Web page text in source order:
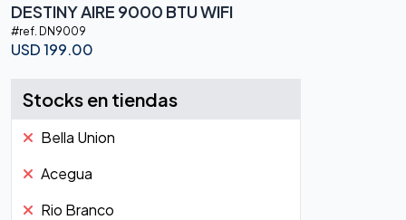
DESTINY AIRE 9000 BTU WIFI
#ref. DN9009
USD199.00
Stocks en tiendas
Bella Union
Acegua
Rio Branco